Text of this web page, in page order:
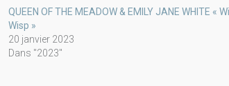
QUEEN OF THE MEADOW & EMILY JANE WHITE «
Wisp »
20 janvier 2023
Dans "2023"